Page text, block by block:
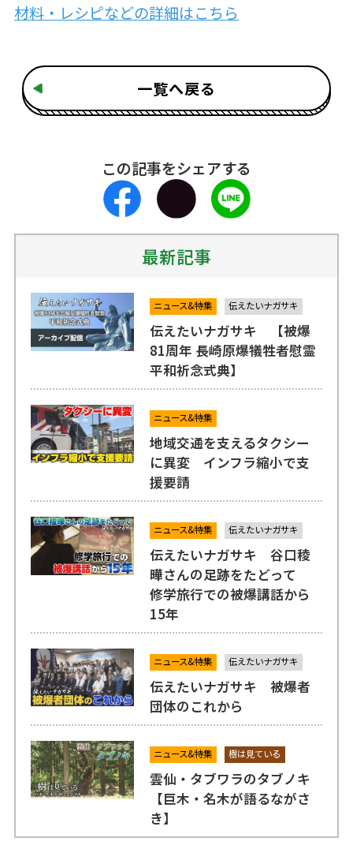
材料・レシピなどの詳細はこちら
一覧へ戻る
この記事をシェアする
最新記事
ニュース&特集 伝えたいナガサキ
伝えたいナガサキ 【被爆
81周年 長崎原爆犠牲者慰霊
平和祈念式典】
ニュース&特集
地域交通を支えるタクシー
に異変 インフラ縮小で支
援要請
ニュース&特集 伝えたいナガサキ
伝えたいナガサキ 谷口稜
曄さんの足跡をたどって
修学旅行での被爆講話から
15年
ニュース&特集 伝えたいナガサキ
伝えたいナガサキ 被爆者
団体のこれから
ニュース&特集 樹は見ている
雲仙・タブワラのタブノキ
【巨木・名木が語るながさ
き】